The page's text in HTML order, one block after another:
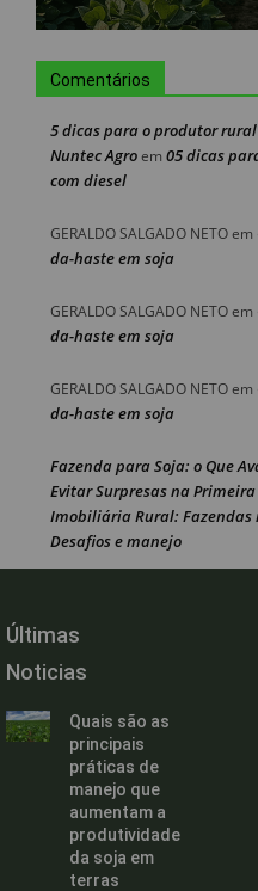
Comentários
5 dicas para o produtor
Nuntec Agroem 05 dicas
com diesel
GERALDO SALGADO NETOem
da-haste em soja
GERALDO SALGADO NETOem
da-haste em soja
GERALDO SALGADO NETOem
da-haste em soja
Fazenda para Soja: o Que
Evitar Surpresas na Primeira
Imobiliária Rural: Fazendas
Desafios e manejo
Últimas
Noticias
Quais são as
principais
práticas de
manejo que
aumentam a
produtividade
da soja em
terras